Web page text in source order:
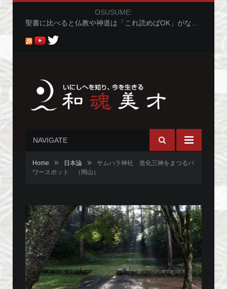
OSUSUME:
サムハラ神社 造化三神をまつるパワースポット （岡山）
NAVIGATE
Home » 日本論 »
サムハラ神社 造化三神をまつるパ
ワースポット （岡山）